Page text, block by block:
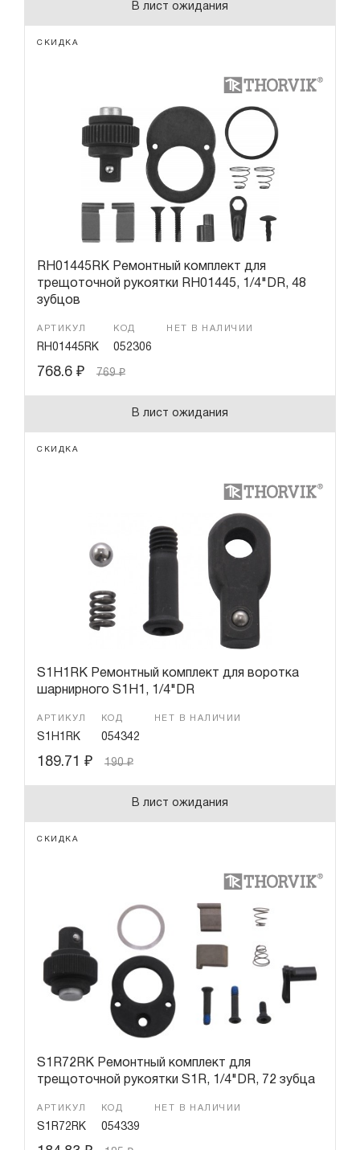
В лист ожидания
СКИДКА
RH01445RK Ремонтный комплект для
трещоточной рукоятки RH01445, 1/4"DR, 48
зубцов
АРТИКУЛ
RH01445RK
КОД
052306
НЕТ В НАЛИЧИИ
768.6 ₽ 769₽
В лист ожидания
СКИДКА
S1H1RK Ремонтный комплект для воротка
шарнирного S1H1, 1/4"DR
АРТИКУЛ
S1H1RK
КОД
054342
НЕТ В НАЛИЧИИ
189.71 ₽ 190₽
В лист ожидания
СКИДКА
S1R72RK Ремонтный комплект для
трещоточной рукоятки S1R, 1/4"DR, 72 зубца
АРТИКУЛ
S1R72RK
КОД
054339
НЕТ В НАЛИЧИИ